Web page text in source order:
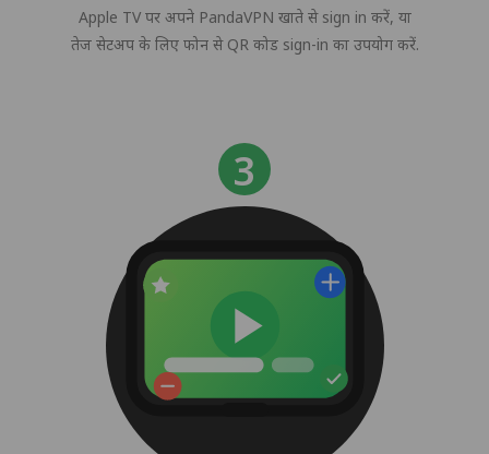
Apple TV पर अपने PandaVPN खाते से sign in करें, या
तेज सेटअप के लिए फोन से QR कोड sign-in का उपयोग करें.